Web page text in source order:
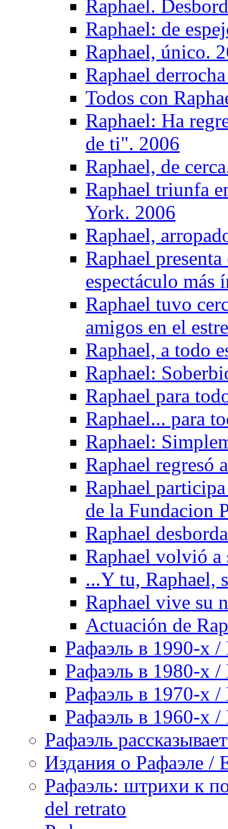
Raphael.
Raphael: de
Raphael, único.
Raphael
Todos con
Raphael: Ha
de ti". 2006
Raphael, de
Raphael triunfa
York. 2006
Raphael,
Raphael
espectáculo más
Raphael tuvo
amigos en el
Raphael, a todo
Raphael:
Raphael para
Raphael... para
Raphael:
Raphael regresó
Raphael
de la Fundacion
Raphael
Raphael volvió a
...Y tu, Raphael,
Raphael vive su
Actuación de
Рафаэль в 1990-х /
Рафаэль в 1980-х /
Рафаэль в 1970-х /
Рафаэль в 1960-х /
Рафаэль
Издания о Рафаэле /
Рафаэль: штрихи к
del retrato